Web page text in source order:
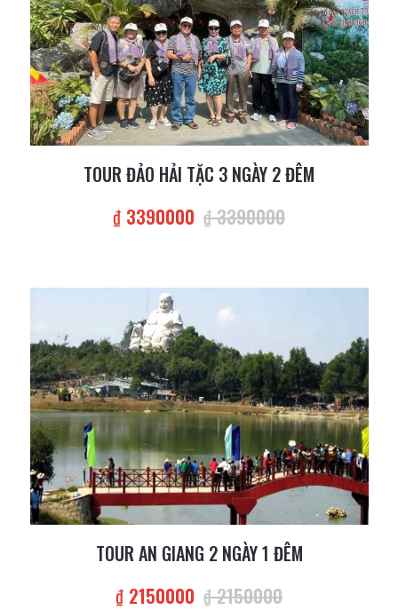
TOUR ĐẢO HẢI TẶC 3 NGÀY 2 ĐÊM
₫ 3390000 ₫ 3390000
TOUR AN GIANG 2 NGÀY 1 ĐÊM
₫ 2150000 ₫ 2150000